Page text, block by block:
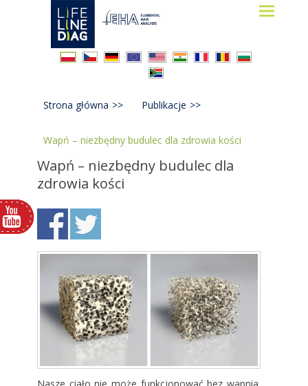
Lifelinediag
Elemental Hair Analysis
Strona główna >> Publikacje >>
Wapń – niezbędny budulec dla zdrowia kości
Wapń – niezbędny budulec dla
zdrowia kości